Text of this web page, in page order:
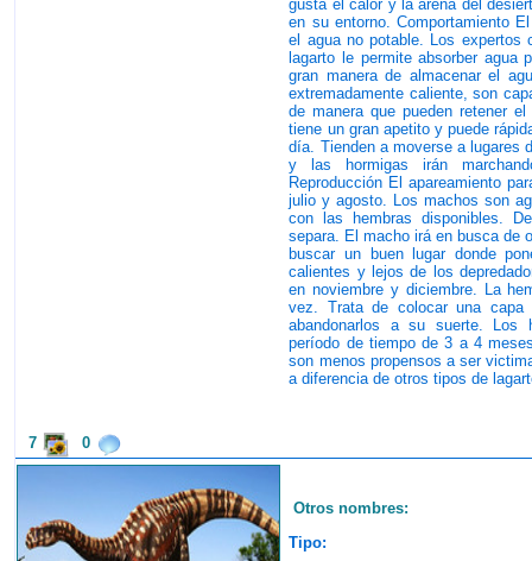
gusta el calor y la arena del
en su entorno. Comportamiento
el agua no potable. Los expertos
lagarto le permite absorber
gran manera de almacenar el
extremadamente caliente, son
de manera que pueden retener
tiene un gran apetito y puede
día. Tienden a moverse a lugares
y las hormigas irán
Reproducción El apareamiento
julio y agosto. Los machos son
con las hembras disponibles.
separa. El macho irá en busca de
buscar un buen lugar donde
calientes y lejos de los
en noviembre y diciembre. La
vez. Trata de colocar una
abandonarlos a su suerte. Los
período de tiempo de 3 a 4
son menos propensos a ser
a diferencia de otros tipos de
7 0
Otros nombres:
Tipo: